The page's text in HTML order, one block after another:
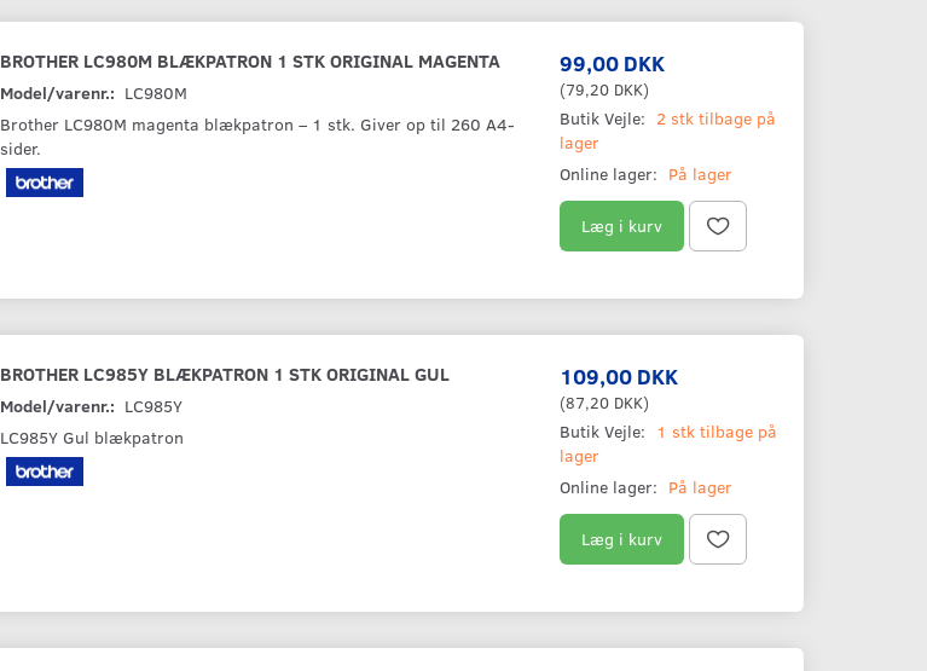
BROTHER LC980M BLÆKPATRON 1 STK ORIGINAL MAGENTA
Model/varenr.: LC980M
Brother LC980M magenta blækpatron – 1 stk. Giver op til 260 A4-
sider.
99,00 DKK
(79,20 DKK)
Butik Vejle: 2 stk tilbage på
lager
Online lager: På lager
Læg i kurv
BROTHER LC985Y BLÆKPATRON 1 STK ORIGINAL GUL
Model/varenr.: LC985Y
LC985Y Gul blækpatron
109,00 DKK
(87,20 DKK)
Butik Vejle:
1 stk tilbage på
lager
Online lager: På lager
Læg i kurv